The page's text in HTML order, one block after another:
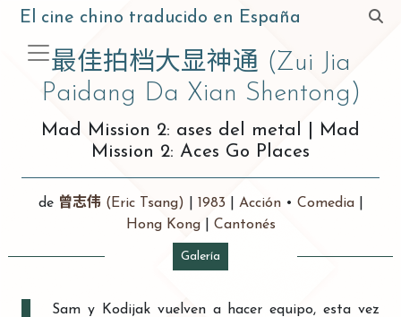
El cine chino traducido en España
最佳拍档大显神通 (Zui Jia
Paidang Da Xian Shentong)
Mad Mission 2: ases del metal
Mad
Mission 2: Aces Go Places
de 曾志伟(Eric Tsang) 1983| Acción• Comedia
Hong Kong
Cantonés
Galería
Sam y Kodijak vuelven a hacer equipo, esta vez